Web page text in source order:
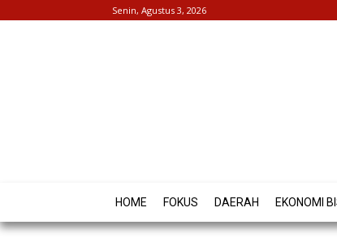
Senin, Agustus 3, 2026
HOME FOKUS DAERAH EKONOMI